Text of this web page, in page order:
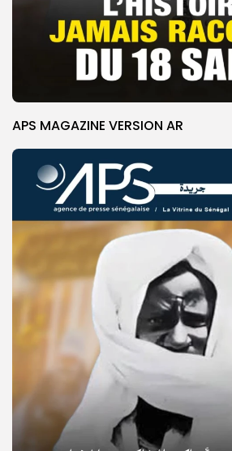
© Copyright 2025, APS
APS MAGAZINE VERSION AR